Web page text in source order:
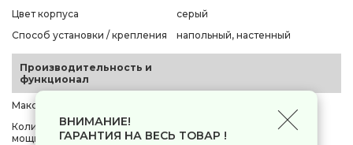
Цвет корпуса
серый
Способ установки / крепления
напольный, настенный
Производительность и
функционал
Максимальная мощность
Количество уровней
мощности
1 шт
ВНИМАНИЕ!
ГАРАНТИЯ НА ВЕСЬ ТОВАР !